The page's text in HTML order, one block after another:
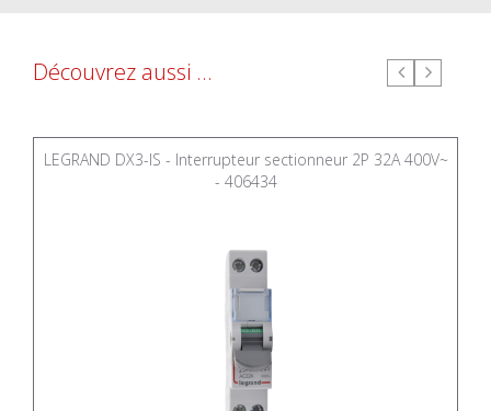
Découvrez aussi ...
LEGRAND DX3-IS - Interrupteur sectionneur 2P 32A 400V~
- 406434